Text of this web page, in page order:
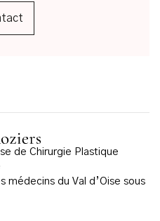
de Chirurgie Plastique
médecins du Val d’Oise sous